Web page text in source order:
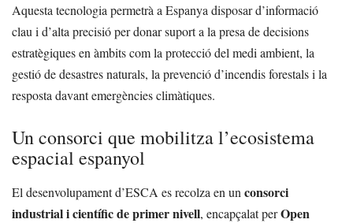
Aquesta tecnologia permetrà a Espanya disposar d’informació
clau i d’alta precisió per donar suport a la presa de decisions
estratègiques en àmbits com la protecció del medi ambient, la
gestió de desastres naturals, la prevenció d’incendis forestals i la
resposta davant emergències climàtiques.
Un consorci que mobilitza l’ecosistema
espacial espanyol
El desenvolupament d’ESCA es recolza en un consorci
industrial i científic de primer nivell, encapçalat perOpen